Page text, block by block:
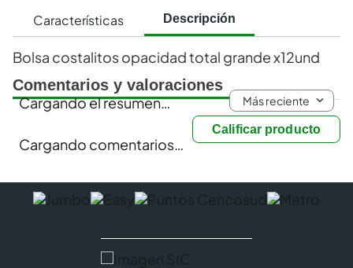
Características Descripción
Bolsa costalitos opacidad total grande x12und
Comentarios y valoraciones
Calificar producto
Cargando el resumen… Más reciente
Cargando comentarios…